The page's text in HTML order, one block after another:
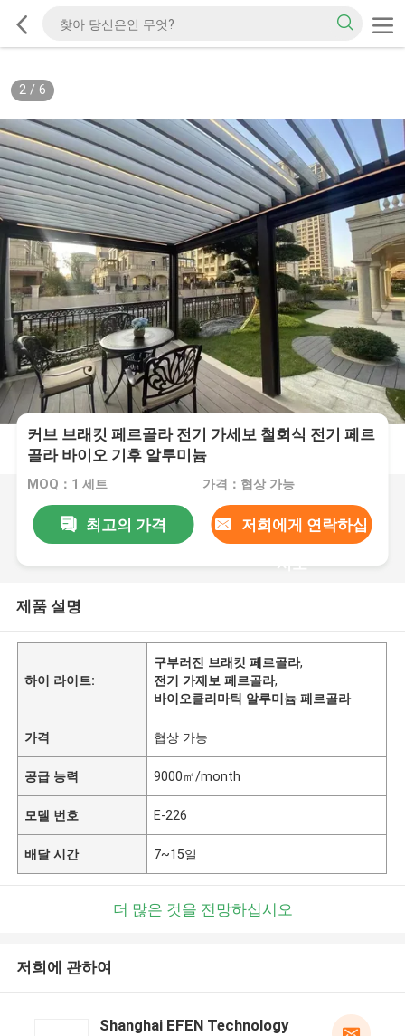
2/ 6
커브 브래킷 페르골라 전기 가세보 철회식 전기 페르
골라 바이오 기후 알루미늄
MOQ：1 세트 가격：협상 가능
최고의 가격 저희에게 연락하십
시오
제품 설명
하이 라이트:
구부러진 브래킷 페르골라,
전기 가제보 페르골라,
바이오클리마틱 알루미늄 페르골라
가격 협상 가능
공급 능력 9000㎡/month
모델 번호 E-226
배달 시간 7~15일
더 많은 것을 전망하십시오
저희에 관하여
Shanghai EFEN Technology